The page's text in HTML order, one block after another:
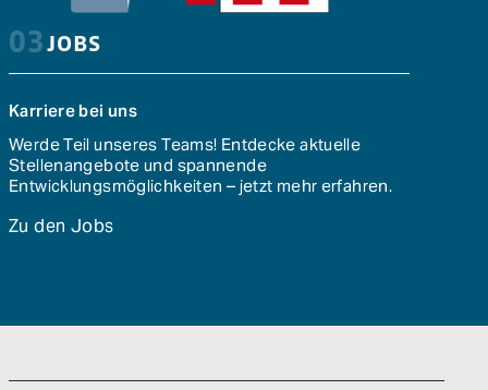
03JOBS
Karriere bei uns
Werde Teil unseres Teams! Entdecke aktuelle
Stellenangebote und spannende
Entwicklungsmöglichkeiten – jetzt mehr erfahren.
Zu den Jobs